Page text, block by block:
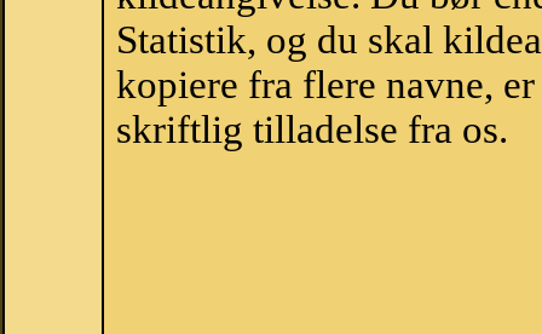
Statistik, og du skal
kopiere fra flere navne,
skriftlig tilladelse fra os.